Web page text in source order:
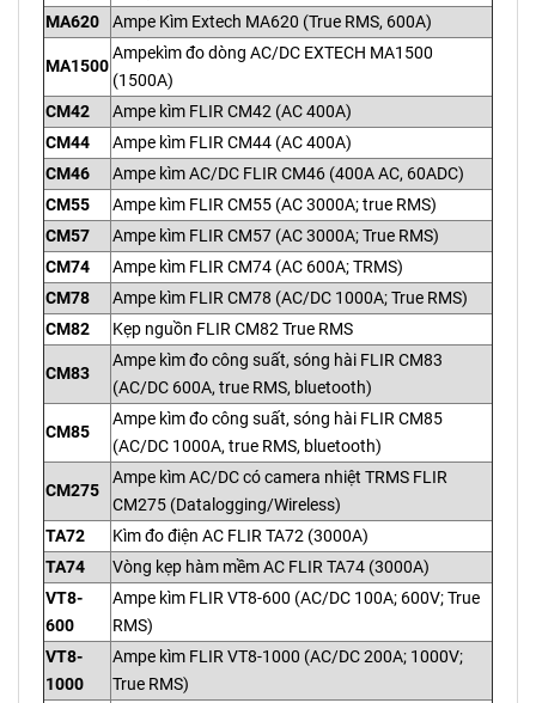
MA620
Ampe Kìm Extech MA620 (True RMS, 600A)
MA1500
Ampekìm đo dòng AC/DC EXTECH MA1500
(1500A)
CM42
Ampe kìm FLIR CM42 (AC 400A)
CM44
Ampe kìm FLIR CM44 (AC 400A)
CM46
Ampe kìm AC/DC FLIR CM46 (400A AC, 60ADC)
CM55
Ampe kìm FLIR CM55 (AC 3000A; true RMS)
CM57
Ampe kìm FLIR CM57 (AC 3000A; True RMS)
CM74
Ampe kìm FLIR CM74 (AC 600A; TRMS)
CM78
Ampe kìm FLIR CM78 (AC/DC 1000A; True RMS)
CM82
Kẹp nguồn FLIR CM82 True RMS
CM83
Ampe kìm đo công suất, sóng hài FLIR CM83
(AC/DC 600A, true RMS, bluetooth)
CM85
Ampe kìm đo công suất, sóng hài FLIR CM85
(AC/DC 1000A, true RMS, bluetooth)
CM275
Ampe kìm AC/DC có camera nhiệt TRMS FLIR
CM275 (Datalogging/Wireless)
TA72
Kìm đo điện AC FLIR TA72 (3000A)
TA74
Vòng kẹp hàm mềm AC FLIR TA74 (3000A)
VT8-
600
Ampe kìm FLIR VT8-600 (AC/DC 100A; 600V; True
RMS)
VT8-
1000
Ampe kìm FLIR VT8-1000 (AC/DC 200A; 1000V;
True RMS)